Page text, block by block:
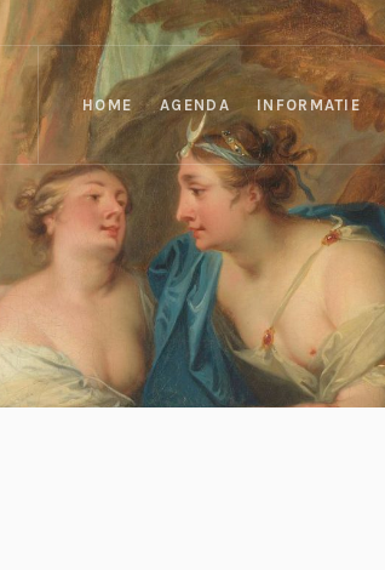
HOME AGENDA INFORMATIE